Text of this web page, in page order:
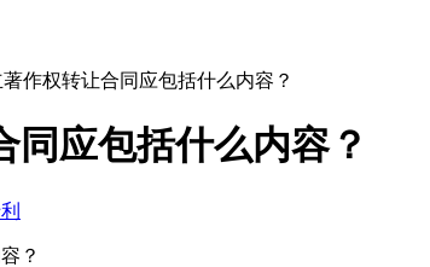
作权转让合同应包括什么内容？
同应包括什么内容？
？